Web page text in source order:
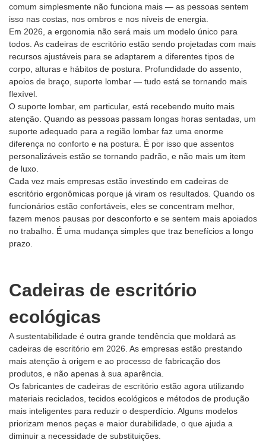
comum simplesmente não funciona mais — as pessoas sentem
isso nas costas, nos ombros e nos níveis de energia.
Em 2026, a ergonomia não será mais um modelo único para
todos. As cadeiras de escritório estão sendo projetadas com mais
recursos ajustáveis ​​para se adaptarem a diferentes tipos de
corpo, alturas e hábitos de postura. Profundidade do assento,
apoios de braço, suporte lombar — tudo está se tornando mais
flexível.
O suporte lombar, em particular, está recebendo muito mais
atenção. Quando as pessoas passam longas horas sentadas, um
suporte adequado para a região lombar faz uma enorme
diferença no conforto e na postura. É por isso que assentos
personalizáveis ​​estão se tornando padrão, e não mais um item
de luxo.
Cada vez mais empresas estão investindo em cadeiras de
escritório ergonômicas porque já viram os resultados. Quando os
funcionários estão confortáveis, eles se concentram melhor,
fazem menos pausas por desconforto e se sentem mais apoiados
no trabalho. É uma mudança simples que traz benefícios a longo
prazo.
Cadeiras de escritório
ecológicas
A sustentabilidade é outra grande tendência que moldará as
cadeiras de escritório em 2026. As empresas estão prestando
mais atenção à origem e ao processo de fabricação dos
produtos, e não apenas à sua aparência.
Os fabricantes de cadeiras de escritório estão agora utilizando
materiais reciclados, tecidos ecológicos e métodos de produção
mais inteligentes para reduzir o desperdício. Alguns modelos
priorizam menos peças e maior durabilidade, o que ajuda a
diminuir a necessidade de substituições.